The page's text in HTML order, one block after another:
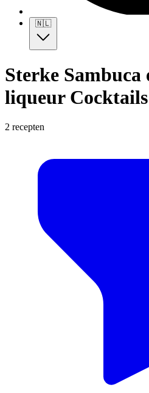
🇳🇱
Sterke Sambuca
liqueur Cocktails
2 recepten